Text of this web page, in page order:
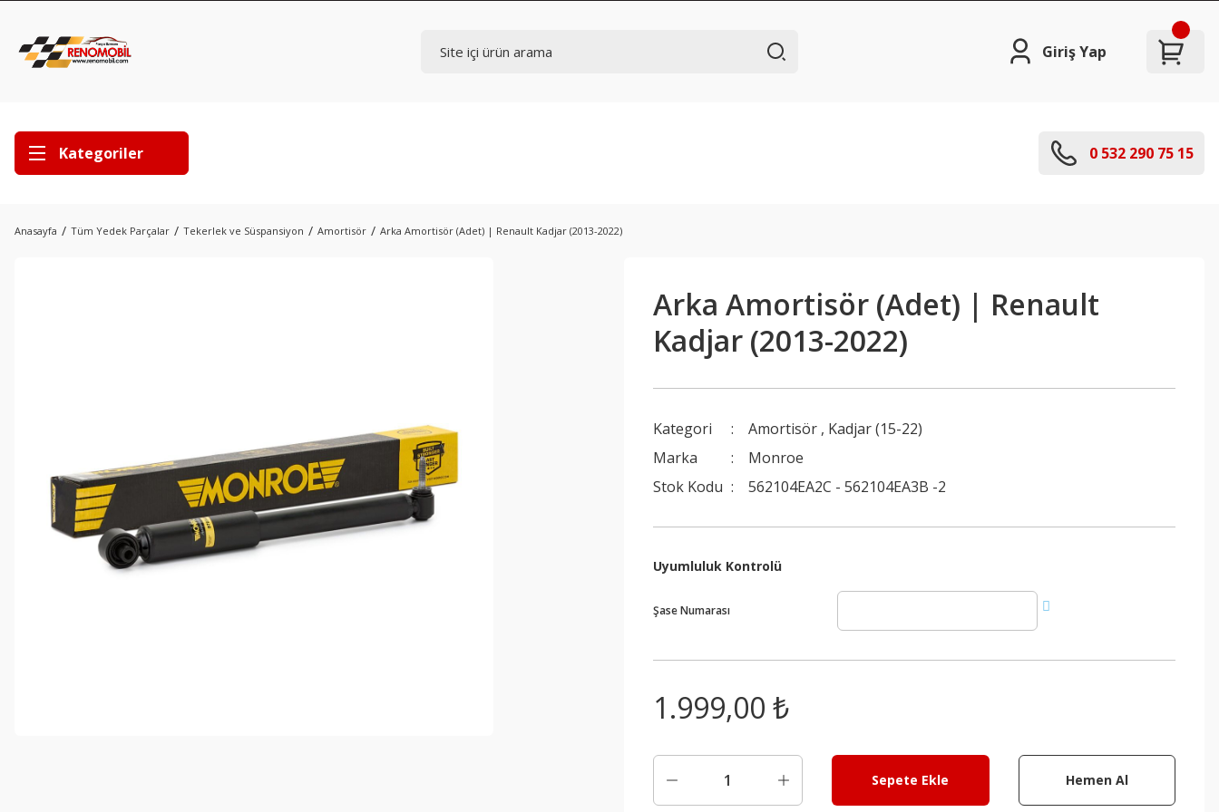
Giriş Yap
Kategoriler 0 532 290 75 15
Anasayfa Tüm Yedek Parçalar Tekerlek ve Süspansiyon Amortisör Arka Amortisör (Adet) | Renault Kadjar (2013-2022)
Arka Amortisör (Adet) | Renault
Kadjar (2013-2022)
Kategori Amortisör , Kadjar (15-22)
Marka
Monroe
Stok Kodu
562104EA2C - 562104EA3B -2
Uyumluluk Kontrolü
Şase Numarası
1.999,00 ₺
Sepete Ekle Hemen Al